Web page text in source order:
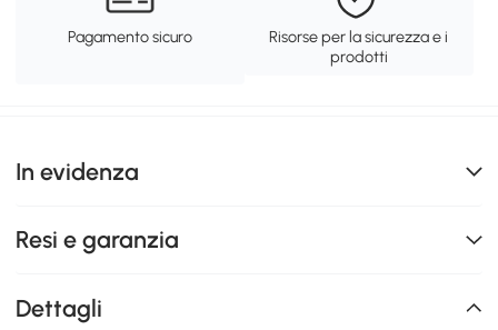
Pagamento sicuro
Risorse per la sicurezza e i
prodotti
In evidenza
Resi e garanzia
Dettagli